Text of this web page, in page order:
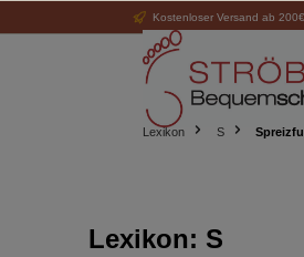
Kostenloser Versand ab
Lexikon S
Lexikon: S